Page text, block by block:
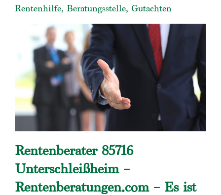
Rentenhilfe, Beratungsstelle, Gutachten
Rentenberater 85716
Unterschleißheim –
Rentenberatungen.com – Es ist